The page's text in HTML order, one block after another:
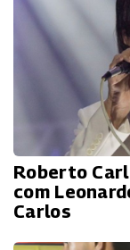
Roberto
com
Carlos